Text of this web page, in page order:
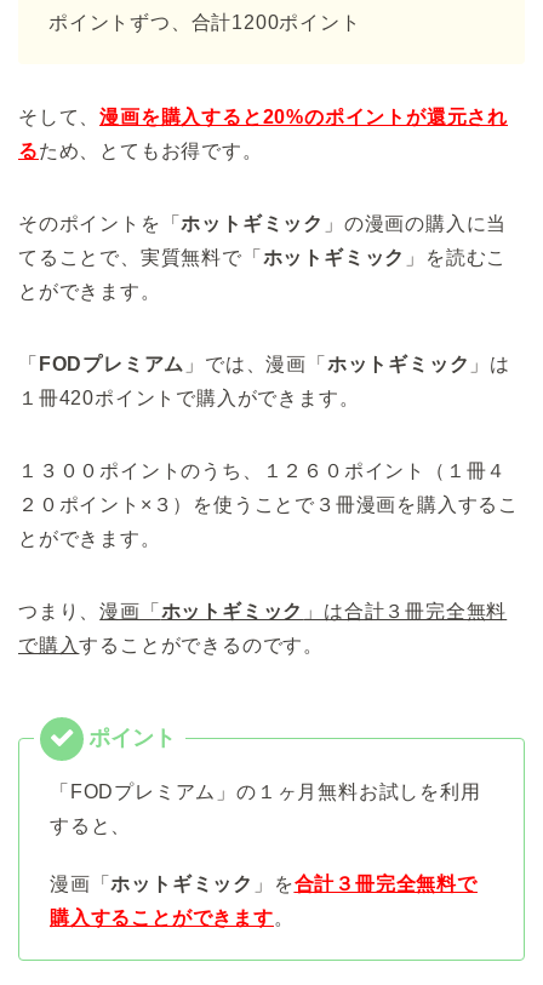
ポイントずつ、合計1200ポイント
そして、漫画を購入すると20%のポイントが還元され
るため、とてもお得です。
そのポイントを「ホットギミック 」の漫画の購入に当
てることで、実質無料で「 ホットギミック 」を読むこ
とができます。
「 FODプレミアム 」では、漫画「 ホットギミック 」は
１冊420ポイントで購入ができます。
１３００ポイントのうち、１２６０ポイント（１冊４
２０ポイント×３）を使うことで３冊漫画を購入するこ
とができます。
つまり、漫画「 ホットギミック 」は合計３冊完全無料
で購入することができるのです。
「FODプレミアム」の１ヶ月無料お試しを利用
すると、
漫画「ホットギミック 」を合計３冊完全無料で
購入することができます。